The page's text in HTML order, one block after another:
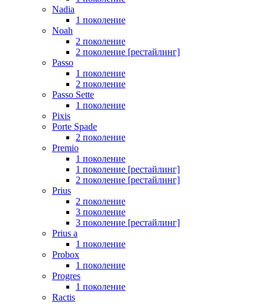
Nadia
1 поколение
Noah
2 поколение
2 поколение [рестайлинг]
Passo
1 поколение
2 поколение
Passo Sette
1 поколение
Pixis
Porte Spade
2 поколение
Premio
1 поколение
1 поколение [рестайлинг]
2 поколение [рестайлинг]
Prius
2 поколение
3 поколение
3 поколение [рестайлинг]
Prius a
1 поколение
Probox
1 поколение
Progres
1 поколение
Ractis